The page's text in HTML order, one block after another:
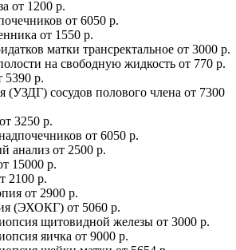
от 1200 р.
от 6050 р.
от 1550 р.
матки трансректальное от 3000 р.
на свободную жидкость от 770 р.
5390 р.
(УЗДГ) сосудов полового члена от 7300
от 3250 р.
от 6050 р.
анализ от 2500 р.
15000 р.
2100 р.
от 2900 р.
(ЭХОКГ) от 5060 р.
щитовидной железы от 3000 р.
яичка от 9000 р.